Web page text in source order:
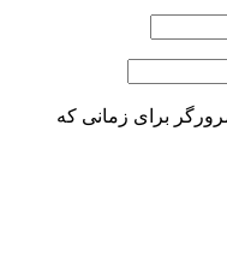
برای زمانی که